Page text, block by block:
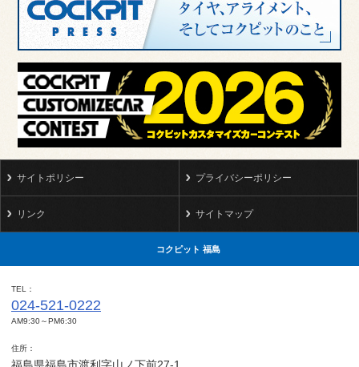
サイトポリシー プライバシーポリシー
リンク サイトマップ
コクピット 福島
TEL
024-521-0222
AM9:30～PM6:30
住所
福島県福島市渡利字山ノ下前27-1